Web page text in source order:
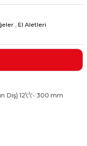
, El Aletleri
Diş) 12\'\'- 300 mm